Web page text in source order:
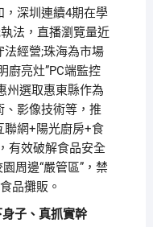
深圳連續4期在學
法，直播瀏覽量近
經營;珠海為市場
廚亮灶”PC端監控
州選取惠東縣作為
影像技術等，推
聯網+陽光廚房+食
有效破解食品安全
周邊“嚴管區”，禁
品攤販。
子、真抓實幹